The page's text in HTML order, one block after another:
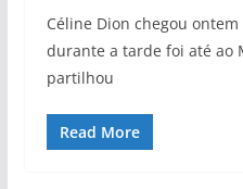
Céline Dion chegou
durante a tarde foi até ao
partilhou
Read More